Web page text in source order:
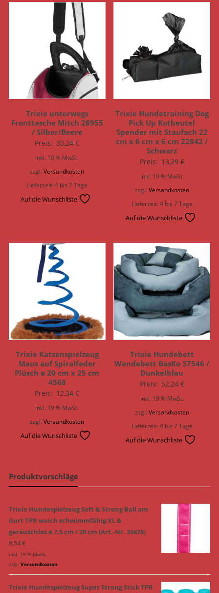
Trixie unterwegs
Fronttasche Mitch 28955
/ Silber/Beere
Preis: 33,24€
inkl. 19 % MwSt.
zzgl.Versandkosten
Lieferzeit:4 bis 7 Tage
Auf die Wunschliste
Trixie Hundetraining Dog
Pick Up Kotbeutel
Spender mit Staufach 22
cm x 6 cm x 6 cm 22842 /
Schwarz
Preis: 13,29 €
inkl. 19 % MwSt.
zzgl. Versandkosten
Lieferzeit:4 bis 7 Tage
Auf die Wunschliste
Trixie Katzenspielzeug
Maus auf Spiralfeder
Plüsch ø 20 cm x 25 cm
4568
Preis: 12,34€
inkl. 19 % MwSt.
zzgl.Versandkosten
Auf die Wunschliste
Trixie Hundebett
Wendebett BasKo 37546 /
Dunkelblau
Preis: 52,24 €
inkl. 19 % MwSt.
zzgl. Versandkosten
Lieferzeit:4 bis 7 Tage
Auf die Wunschliste
Produktvorschläge
Trixie Hundespielzeug Soft & Strong Ball am
Gurt TPR weich schwimmfähig XL &
geräuschlos ø 7,5 cm / 29 cm (Art.-Nr. 33478)
8,54€
inkl. 19 % MwSt.
zzgl. Versandkosten
Trixie Hundespielzeug Super Strong Stick TPR